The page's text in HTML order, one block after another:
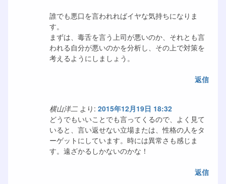
誰でも悪口を言われればイヤな気持ちになりま
す。
まずは、毒舌を言う上司が悪いのか、それとも言
われる自分が悪いのかを分析し、その上で対策を
考えるようにしましょう。
返信
横山洋二 より: 2015年12月19日 18:32
どうでもいいことでも言ってくるので、よく見て
いると、言い返せない立場または、性格の人をタ
ーゲットにしています。時には異常さも感じま
す。遠ざかるしかないのかな！
返信